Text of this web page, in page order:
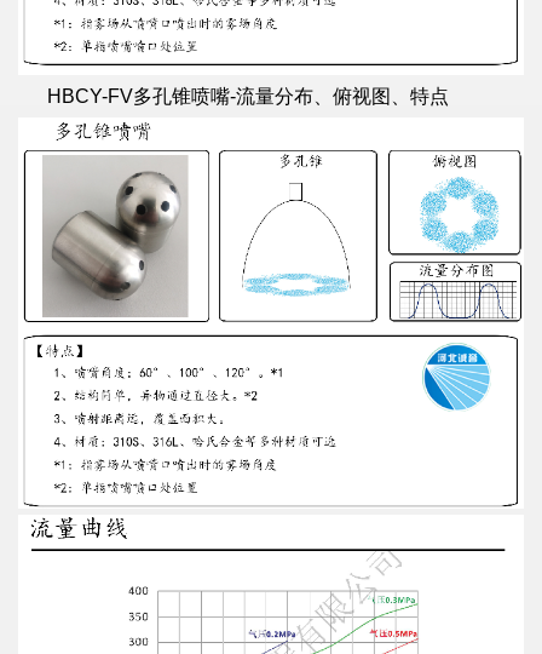
HBCY-FV多孔锥喷嘴-流量分布、俯视图、特点